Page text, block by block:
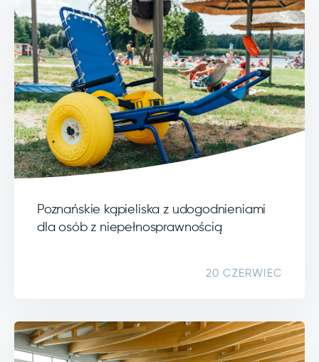
Poznańskie kąpieliska z udogodnieniami
dla osób z niepełnosprawnością
20 CZERWIEC